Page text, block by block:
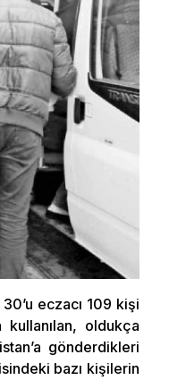
eczacı 109 kişi
kullanılan, oldukça
gönderdikleri
bazı kişilerin